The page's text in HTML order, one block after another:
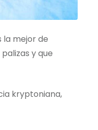
la mejor de
y que
kryptoniana,